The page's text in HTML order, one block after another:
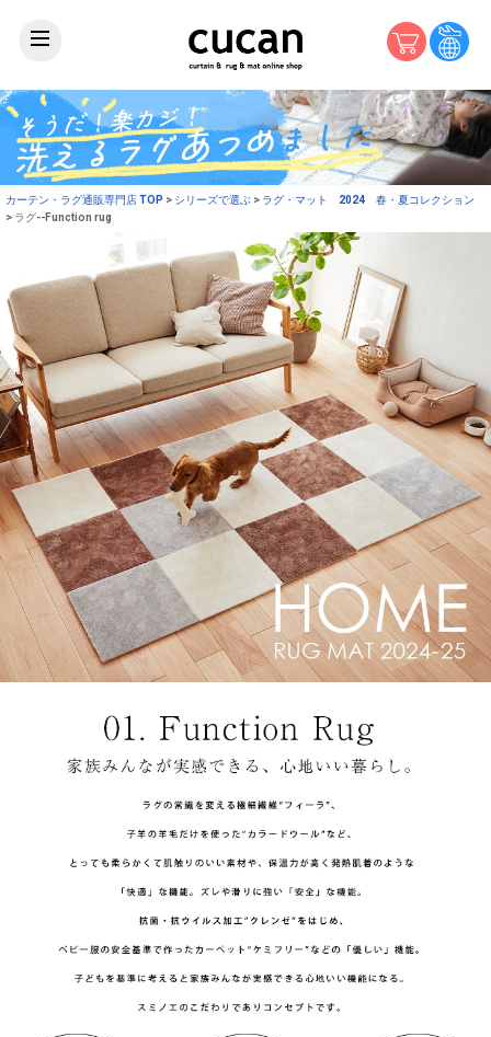
カーテン・ラグ通販専門店 TOP シリーズで選ぶ
ラグ・マット 2024 春・夏コレクション
ラグ--Function rug